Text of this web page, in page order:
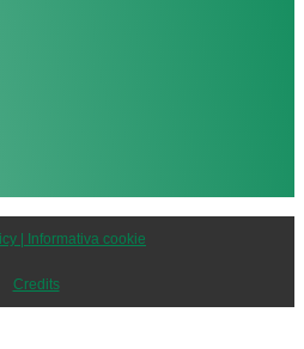
| Informativa cookie
Credits